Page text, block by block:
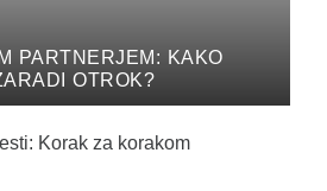
PARTNERJEM: KAKO
OTROK?